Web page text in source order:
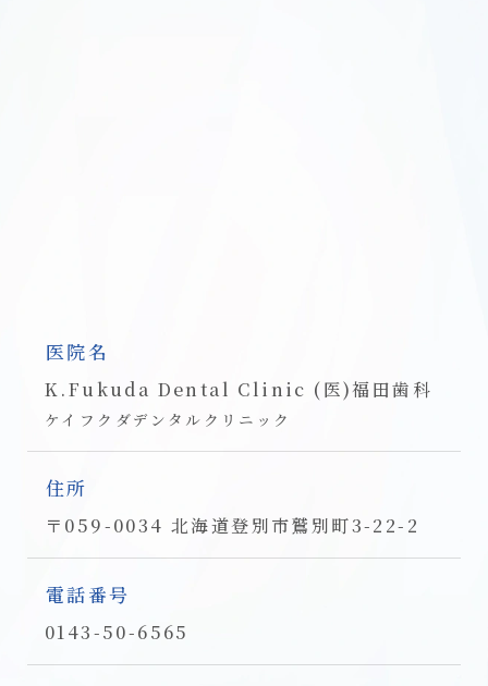
医院名
K.Fukuda Dental Clinic (医)福田歯科
ケイフクダデンタルクリニック
住所
〒059-0034 北海道登別市鷲別町3-22-2
電話番号
0143-50-6565